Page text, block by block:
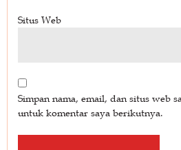
Situs Web
Simpan nama, email, dan situs web
untuk komentar saya berikutnya.